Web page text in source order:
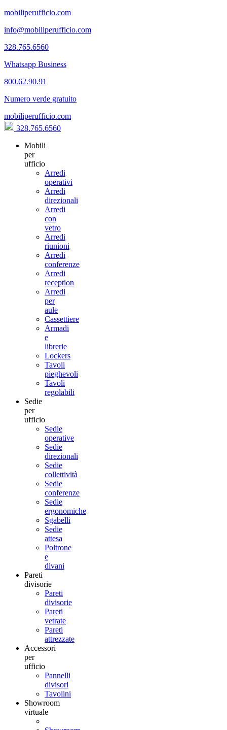
mobiliperufficio.com
info@mobiliperufficio.com
328.765.6560
Whatsapp Business
800.62.90.91
Numero verde gratuito
mobiliperufficio.com
328.765.6560
Mobili
per
ufficio
Arredi
operativi
Arredi
direzionali
Arredi
con
vetro
Arredi
riunioni
Arredi
conferenze
Arredi
reception
Arredi
per
aule
Cassettiere
Armadi
e
librerie
Lockers
Tavoli
pieghevoli
Tavoli
regolabili
Sedie
per
ufficio
Sedie
operative
Sedie
direzionali
Sedie
collettività
Sedie
conferenze
Sedie
ergonomiche
Sgabelli
Sedie
attesa
Poltrone
e
divani
Pareti
divisorie
Pareti
divisorie
Pareti
vetrate
Pareti
attrezzate
Accessori
per
ufficio
Pannelli
divisori
Tavolini
Showroom
virtuale